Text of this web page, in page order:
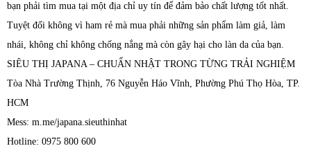
bạn phải tìm mua tại một địa chỉ uy tín để đảm bảo chất lượng tốt nhất.
Tuyệt đối không vì ham rẻ mà mua phải những sản phẩm làm giả, làm
nhái, không chỉ không chống nắng mà còn gây hại cho làn da của bạn.
SIÊU THỊ JAPANA – CHUẨN NHẬT TRONG TỪNG TRẢI NGHIỆM
Tòa Nhà Trường Thịnh, 76 Nguyễn Háo Vĩnh, Phường Phú Thọ Hòa, TP.
HCM
Mess: m.me/japana.sieuthinhat
Hotline: 0975 800 600